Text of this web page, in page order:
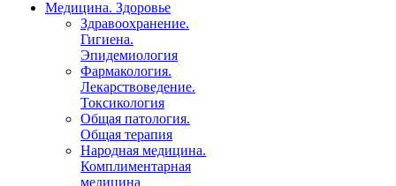
Медицина. Здоровье
Здравоохранение.
Гигиена.
Эпидемиология
Фармакология.
Лекарствоведение.
Токсикология
Общая патология.
Общая терапия
Народная медицина.
Комплиментарная
медицина